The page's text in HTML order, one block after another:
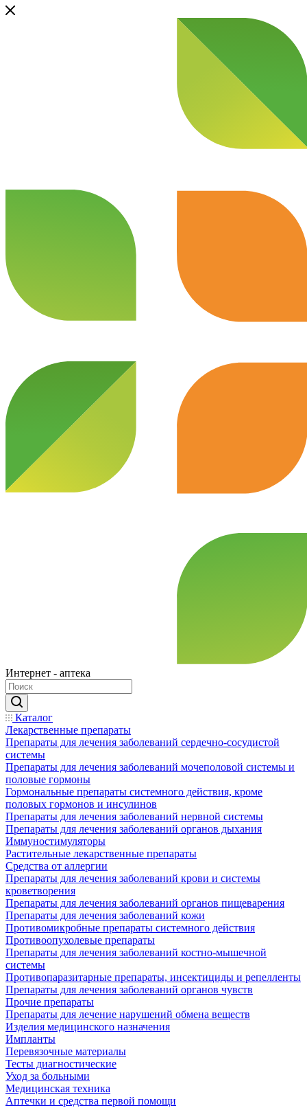
Интернет - аптека
Каталог
Лекарственные препараты
Препараты для лечения заболеваний сердечно-сосудистой
системы
Препараты для лечения заболеваний мочеполовой системы и
половые гормоны
Гормональные препараты системного действия, кроме
половых гормонов и инсулинов
Препараты для лечения заболеваний нервной системы
Препараты для лечения заболеваний органов дыхания
Иммуностимуляторы
Растительные лекарственные препараты
Средства от аллергии
Препараты для лечения заболеваний крови и системы
кроветворения
Препараты для лечения заболеваний органов пищеварения
Препараты для лечения заболеваний кожи
Противомикробные препараты системного действия
Противоопухолевые препараты
Препараты для лечения заболеваний костно-мышечной
системы
Противопаразитарные препараты, инсектициды и репелленты
Препараты для лечения заболеваний органов чувств
Прочие препараты
Препараты для лечение нарушений обмена веществ
Изделия медицинского назначения
Импланты
Перевязочные материалы
Тесты диагностические
Уход за больными
Медицинская техника
Аптечки и средства первой помощи